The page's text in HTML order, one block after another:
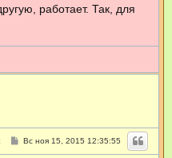
и
работает. Так, для
СВс ноя 15, 2015 12:35:55